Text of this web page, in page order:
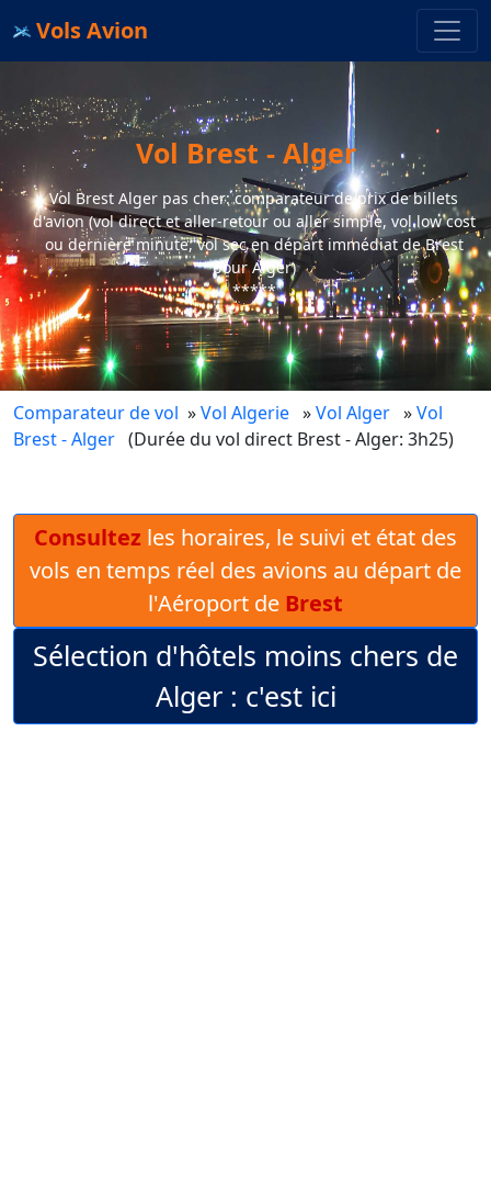
Vols Avion
Vol Brest - Alger
Vol Brest Alger pas cher: comparateur de prix de billets
d'avion (vol direct et aller-retour ou aller simple, vol low cost
ou dernière minute, vol sec en départ immédiat de Brest
pour Alger)
*****
Comparateur de vol »Vol Algerie »Vol Alger »Vol
Brest - Alger (Durée du vol direct Brest - Alger: 3h25)
Consultez les horaires, le suivi et état des
vols en temps réel des avions au départ de
l'Aéroport de Brest
Sélection d'hôtels moins chers de
Alger : c'est ici